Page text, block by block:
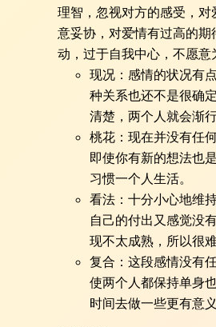
理智，忽视对方的感受，
意妥协，对爱情有过高的期
动，过于自我中心，不愿意
现况：感情的状况有
种关系也还不是很确
清楚，两个人就会渐行
桃花：现在并没有任
即使你有新的想法也
习惯一个人生活。
看法：十分小心地维
自己的付出又感觉没
现不太成熟，所以很
复合：这段感情没有
使两个人都保持单身
时间去做一些更有意义